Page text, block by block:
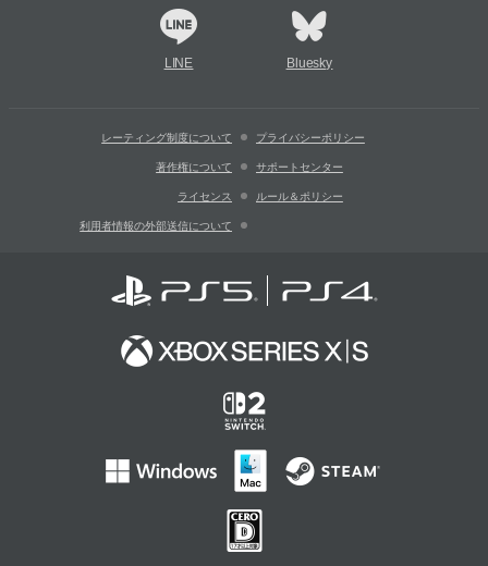
LINE Bluesky
レーティング制度について プライバシーポリシー
著作権について サポートセンター
ライセンス ルール＆ポリシー
利用者情報の外部送信について